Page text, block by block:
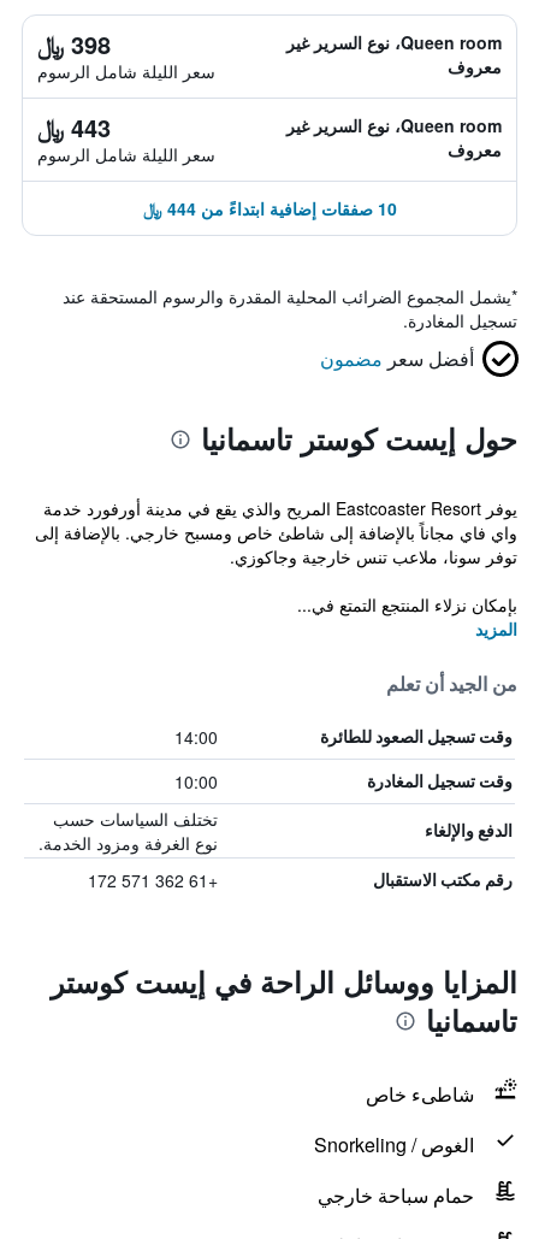
Queen room، نوع السرير غير
معروف
398 ﷼
سعر الليلة شامل الرسوم
Queen room، نوع السرير غير
معروف
443 ﷼
سعر الليلة شامل الرسوم
10 صفقات إضافية ابتداءً من 444 ﷼
*يشمل المجموع الضرائب المحلية المقدرة والرسوم المستحقة عند
تسجيل المغادرة.
أفضل سعر مضمون
حول إيست كوستر تاسمانيا
يوفر Eastcoaster Resort المريح والذي يقع في مدينة أورفورد خدمة
واي فاي مجاناً بالإضافة إلى شاطئ خاص ومسبح خارجي. بالإضافة إلى
توفر سونا، ملاعب تنس خارجية وجاكوزي.
بإمكان نزلاء المنتجع التمتع في...
المزيد
من الجيد أن تعلم
وقت تسجيل الصعود للطائرة 14:00
وقت تسجيل المغادرة 10:00
الدفع والإلغاء
تختلف السياسات حسب
نوع الغرفة ومزود الخدمة.
رقم مكتب الاستقبال +61 362 571 172
المزايا ووسائل الراحة في إيست كوستر
تاسمانيا
شاطىء خاص
الغوص / Snorkeling
حمام سباحة خارجي